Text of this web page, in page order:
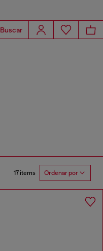
Buscar
17 items Ordenar por